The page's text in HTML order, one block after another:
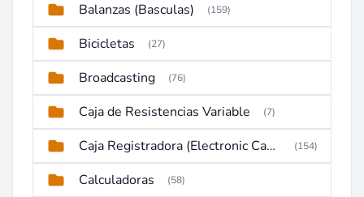
Balanzas (Basculas) (159)
Bicicletas (27)
Broadcasting (76)
Caja de Resistencias Variable (7)
Caja Registradora (Electronic Cash Register) (154)
Calculadoras (58)